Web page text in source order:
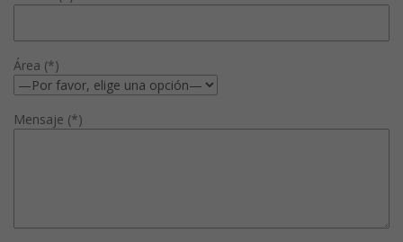
Área (*)
Mensaje (*)